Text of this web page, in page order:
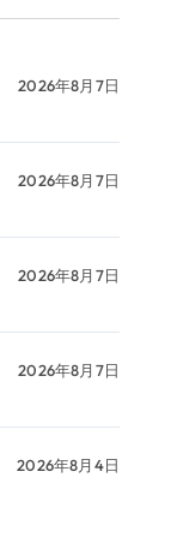
2026年8月7日
2026年8月7日
2026年8月7日
2026年8月7日
2026年8月4日